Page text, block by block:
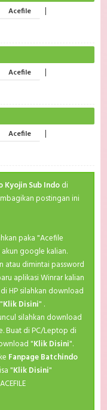
Acefile |
Acefile |
Acefile |
Kyojin Sub Indodi
postingan ini
paka "Acefile
google kalian.
atau dimintai password
aplikasi Winrar kalian
HP silahkan download
Klik Disini" .
silahkan download
Buat di PC/Leptop di
"Klik Disini".
Fanpage Batchindo
"Klik Disini"